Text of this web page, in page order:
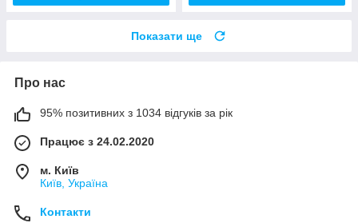
Показати ще
Про нас
95% позитивних з 1034 відгуків за рік
Працює з 24.02.2020
м. Київ
Київ, Україна
Контакти